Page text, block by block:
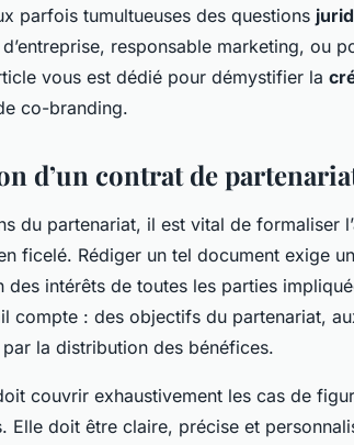
parfois tumultueuses des questions
responsable marketing, ou
vous est dédié pour démystifier la
co-branding.
d’un contrat de
du partenariat, il est vital de formaliser
ficelé. Rédiger un tel document exige
intérêts de toutes les parties
compte : des objectifs du partenariat,
la distribution des bénéfices.
couvrir exhaustivement les cas de
Elle doit être claire, précise et